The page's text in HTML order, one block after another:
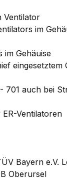
Ventilator
im
im Gehäuise
eingesetztem
701 auch bei
Ventilatoren
Bayern e.V.
Oberursel